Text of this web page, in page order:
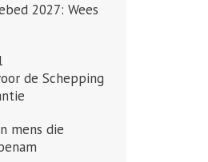
2027: Wees
de Schepping
mens die